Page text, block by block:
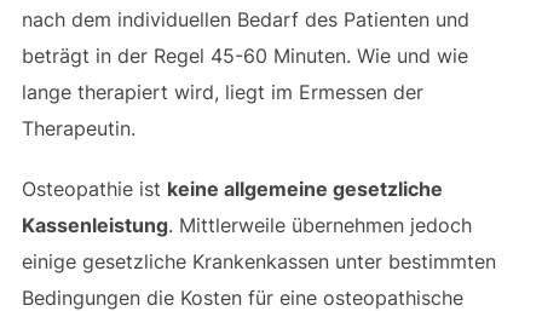
nach dem individuellen Bedarf des Patienten und
beträgt in der Regel 45-60 Minuten. Wie und wie
lange therapiert wird, liegt im Ermessen der
Therapeutin.
Osteopathie ist keine allgemeine gesetzliche
Kassenleistung. Mittlerweile übernehmen jedoch
einige gesetzliche Krankenkassen unter bestimmten
Bedingungen die Kosten für eine osteopathische